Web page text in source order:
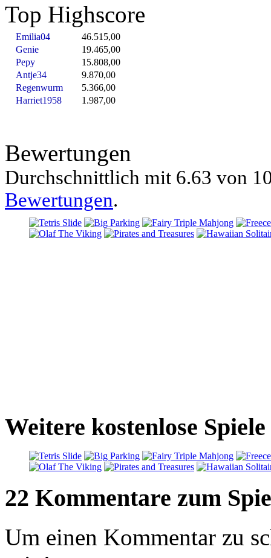
Top Highscore
Emilia04
46.515,00
Genie
19.465,00
Pepy
15.808,00
Antje34
9.870,00
Regenwurm
5.366,00
Harriet1958
1.987,00
Bewertungen
Durchschnittlich mit 6.63 von
Bewertungen.
Weitere kostenlose
22 Kommentare zum
Um einen Kommentar zu